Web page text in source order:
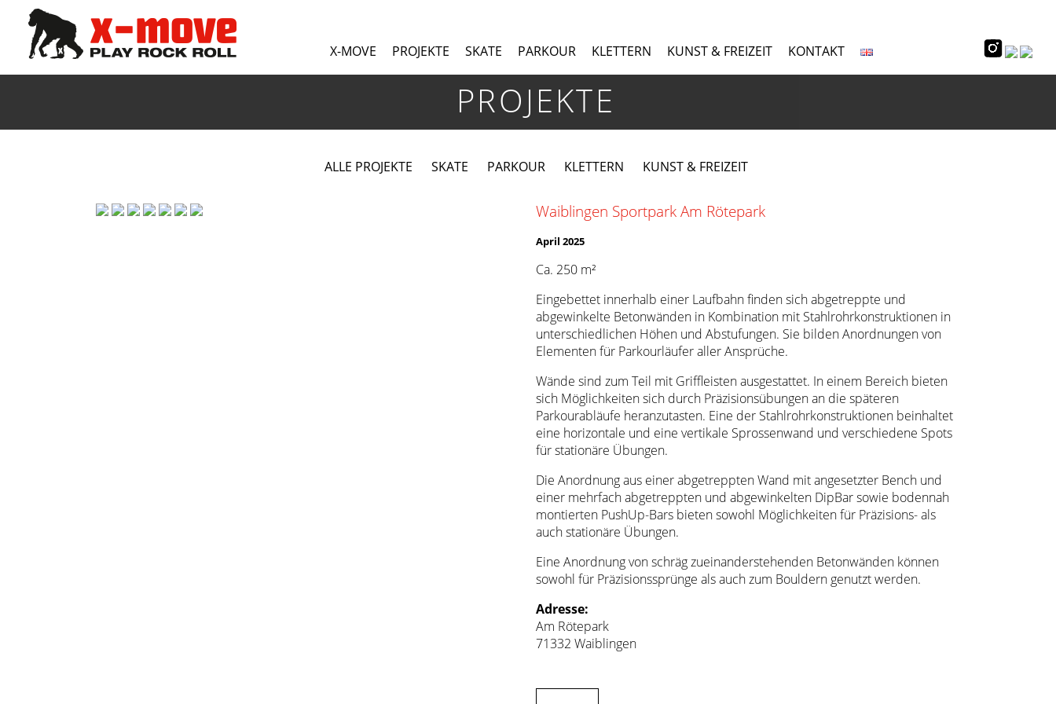
X-MOVE PROJEKTE SKATE PARKOUR KLETTERN KUNST & FREIZEIT KONTAKT
PROJEKTE
ALLE PROJEKTE SKATE PARKOUR KLETTERN KUNST & FREIZEIT
Waiblingen Sportpark Am Rötepark
April 2025
Ca. 250 m²
Eingebettet innerhalb einer Laufbahn finden sich abgetreppte und
abgewinkelte Betonwänden in Kombination mit Stahlrohrkonstruktionen in
unterschiedlichen Höhen und Abstufungen. Sie bilden Anordnungen von
Elementen für Parkourläufer aller Ansprüche.
Wände sind zum Teil mit Griffleisten ausgestattet. In einem Bereich bieten
sich Möglichkeiten sich durch Präzisionsübungen an die späteren
Parkourabläufe heranzutasten. Eine der Stahlrohrkonstruktionen beinhaltet
eine horizontale und eine vertikale Sprossenwand und verschiedene Spots
für stationäre Übungen.
Die Anordnung aus einer abgetreppten Wand mit angesetzter Bench und
einer mehrfach abgetreppten und abgewinkelten DipBar sowie bodennah
montierten PushUp-Bars bieten sowohl Möglichkeiten für Präzisions- als
auch stationäre Übungen.
Eine Anordnung von schräg zueinanderstehenden Betonwänden können
sowohl für Präzisionssprünge als auch zum Bouldern genutzt werden.
Adresse:
Am Rötepark
71332 Waiblingen